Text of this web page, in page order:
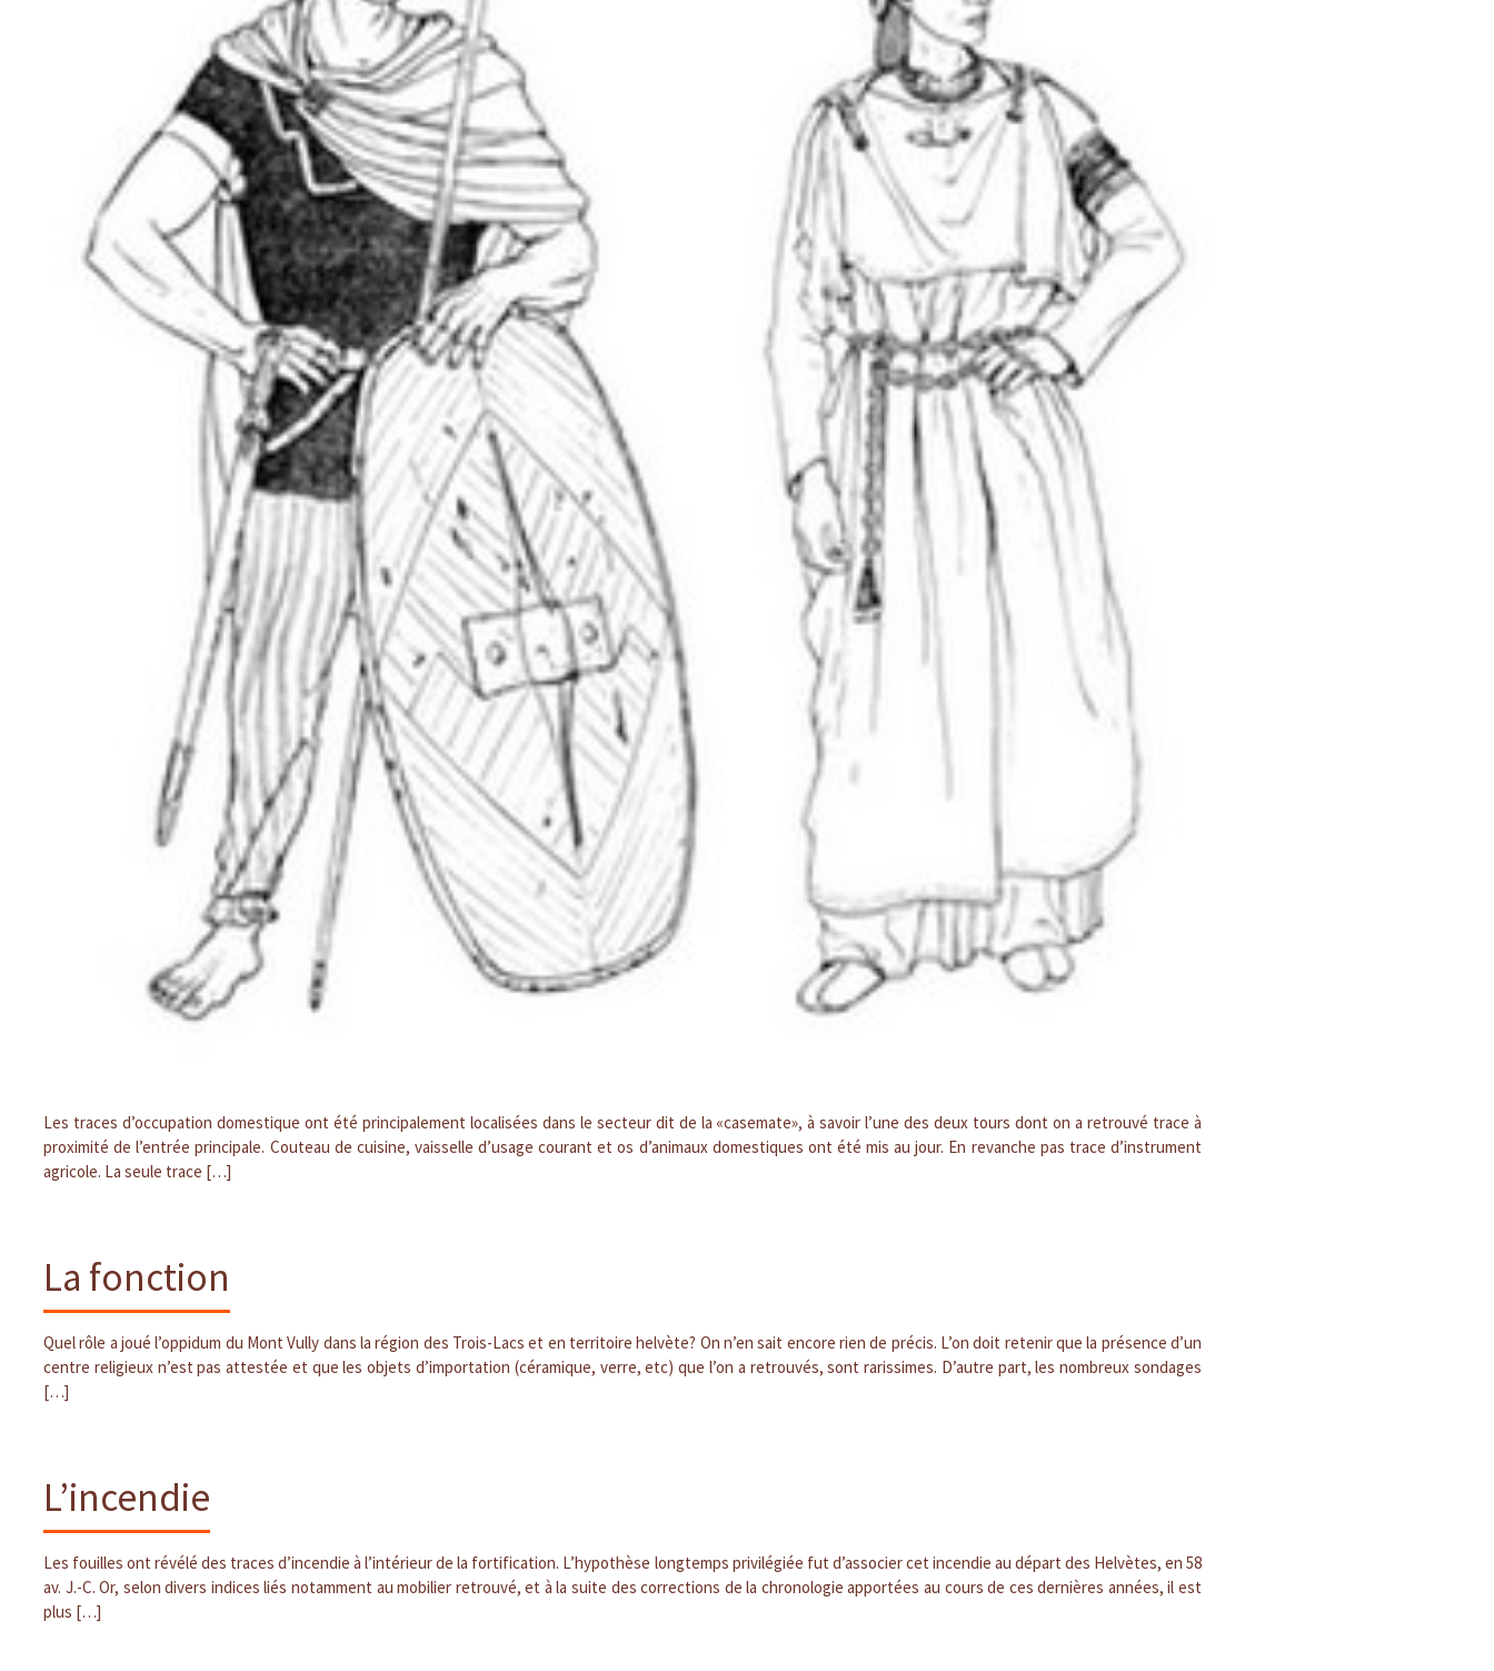
Les traces d’occupation domestique ont été principalement localisées dans le secteur dit de la «casemate», à savoir l’une des deux tours dont on a retrouvé trace à
proximité de l’entrée principale. Couteau de cuisine, vaisselle d’usage courant et os d’animaux domestiques ont été mis au jour. En revanche pas trace d’instrument
agricole. La seule trace […]
La fonction
Quel rôle a joué l’oppidum du Mont Vully dans la région des Trois-Lacs et en territoire helvète? On n’en sait encore rien de précis. L’on doit retenir que la présence d’un
centre religieux n’est pas attestée et que les objets d’importation (céramique, verre, etc) que l’on a retrouvés, sont rarissimes. D’autre part, les nombreux sondages
[…]
L’incendie
Les fouilles ont révélé des traces d’incendie à l’intérieur de la fortification. L’hypothèse longtemps privilégiée fut d’associer cet incendie au départ des Helvètes, en 58
av. J.-C. Or, selon divers indices liés notamment au mobilier retrouvé, et à la suite des corrections de la chronologie apportées au cours de ces dernières années, il est
plus […]